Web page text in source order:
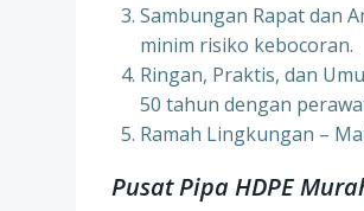
Sambungan Rapat dan
minim risiko kebocoran.
Ringan, Praktis, dan
50 tahun dengan
Ramah Lingkungan –
Pusat Pipa HDPE